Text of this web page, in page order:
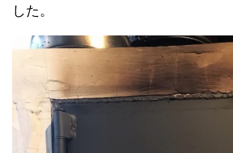
した。